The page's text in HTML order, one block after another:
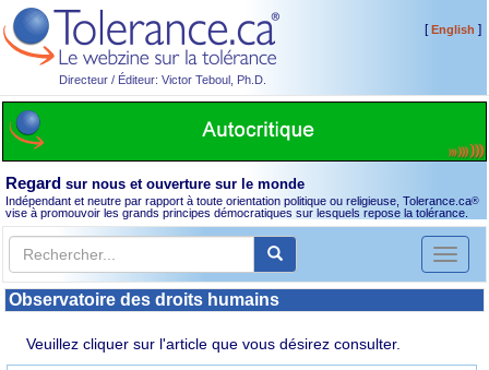
Directeur / Éditeur: Victor Teboul, Ph.D.
[English ]
Regard sur nous et ouverture sur le monde
Indépendant et neutre par rapport à toute orientation politique ou religieuse, Tolerance.ca®
vise à promouvoir les grands principes démocratiques sur lesquels repose la tolérance.
Toggle
Observatoire des droits humains
Veuillez cliquer sur l'article que vous désirez consulter.